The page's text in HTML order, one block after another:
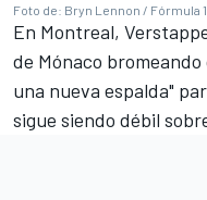
Foto de: Bryn Lennon / Fórmula
En Montreal,
de Mónaco bromeando
una nueva espalda"
sigue siendo débil